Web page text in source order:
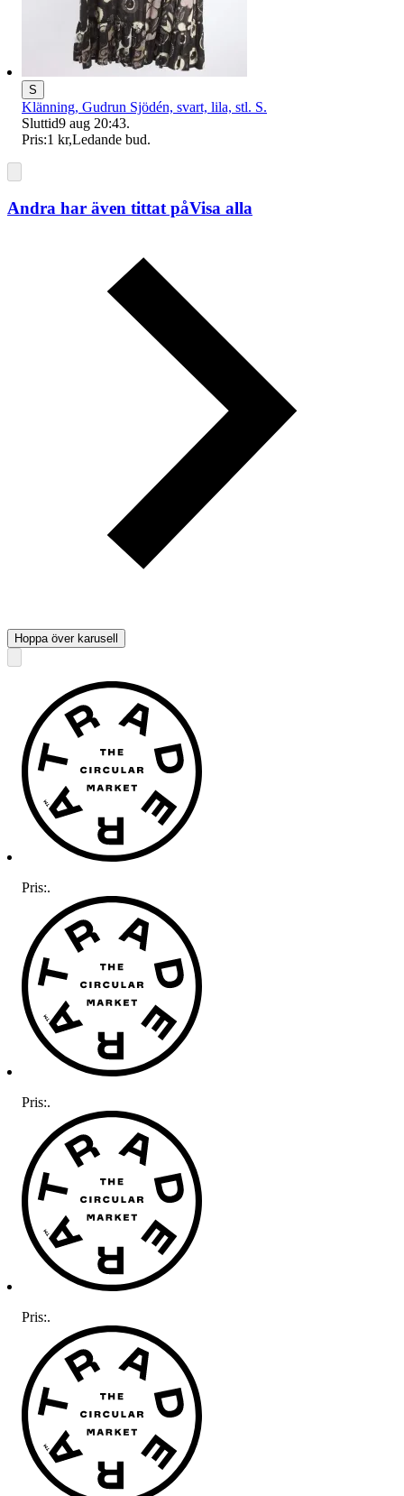
S
Klänning, Gudrun Sjödén, svart, lila, stl. S.
Sluttid9 aug 20:43.
Pris:1 kr,Ledande bud.
Andra har även tittat påVisa alla
Hoppa över karusell
Pris:.
Pris:.
Pris:.